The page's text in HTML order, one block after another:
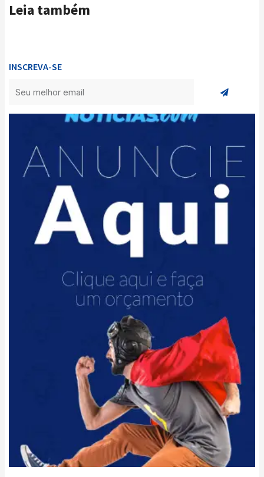
Leia também
INSCREVA-SE